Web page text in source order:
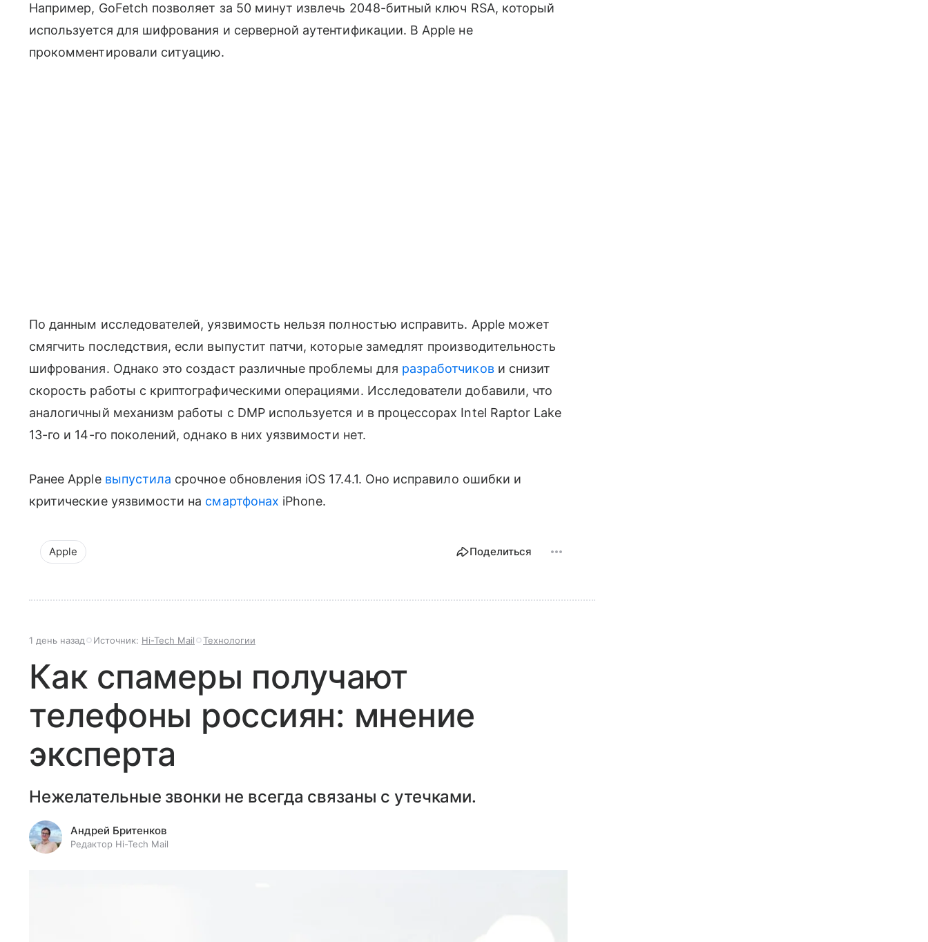
Например, GoFetch позволяет за 50 минут извлечь 2048-битный ключ RSA, который
используется для шифрования и серверной аутентификации. В Apple не
прокомментировали ситуацию.
По данным исследователей, уязвимость нельзя полностью исправить. Apple может
смягчить последствия, если выпустит патчи, которые замедлят производительность
шифрования. Однако это создаст различные проблемы для разработчикови снизит
скорость работы с криптографическими операциями. Исследователи добавили, что
аналогичный механизм работы с DMP используется и в процессорах Intel Raptor Lake
13-го и 14-го поколений, однако в них уязвимости нет.
Ранее Apple выпустила срочное обновления iOS 17.4.1. Оно исправило ошибки и
критические уязвимости на смартфонах iPhone.
Apple Поделиться
1 день назад Источник: Hi-Tech Mail Технологии
Как спамеры получают
телефоны россиян: мнение
эксперта
Нежелательные звонки не всегда связаны с утечками.
Андрей Бритенков
Редактор Hi-Tech Mail